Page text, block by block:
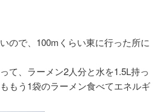
ので、100mくらい東に行った所に
て、ラーメン2人分と水を1.5L持っ
もう1袋のラーメン食べてエネルギ